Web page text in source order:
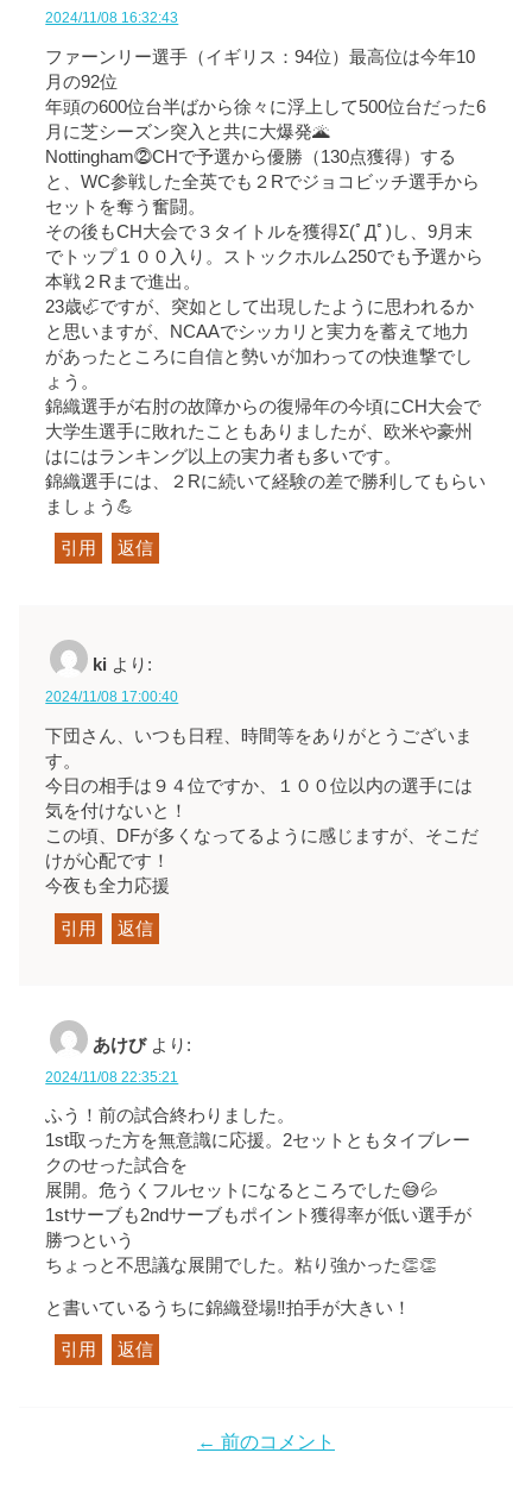
2024/11/08 16:32:43
ファーンリー選手（イギリス：94位）最高位は今年10
月の92位
年頭の600位台半ばから徐々に浮上して500位台だった6
月に芝シーズン突入と共に大爆発🌋
Nottingham⓶CHで予選から優勝（130点獲得）する
と、WC参戦した全英でも２Rでジョコビッチ選手から
セットを奪う奮闘。
その後もCH大会で３タイトルを獲得Σ(ﾟДﾟ)し、9月末
でトップ１００入り。ストックホルム250でも予選から
本戦２Rまで進出。
23歳🦏ですが、突如として出現したように思われるか
と思いますが、NCAAでシッカリと実力を蓄えて地力
があったところに自信と勢いが加わっての快進撃でし
ょう。
錦織選手が右肘の故障からの復帰年の今頃にCH大会で
大学生選手に敗れたこともありましたが、欧米や豪州
はにはランキング以上の実力者も多いです。
錦織選手には、２Rに続いて経験の差で勝利してもらい
ましょう💪
引用 返信
ki より:
2024/11/08 17:00:40
下団さん、いつも日程、時間等をありがとうございま
す。
今日の相手は９４位ですか、１００位以内の選手には
気を付けないと！
この頃、DFが多くなってるように感じますが、そこだ
けが心配です！
今夜も全力応援
引用 返信
あけび より:
2024/11/08 22:35:21
ふう！前の試合終わりました。
1st取った方を無意識に応援。2セットともタイブレー
クのせった試合を
展開。危うくフルセットになるところでした😅💦
1stサーブも2ndサーブもポイント獲得率が低い選手が
勝つという
ちょっと不思議な展開でした。粘り強かった👏👏
と書いているうちに錦織登場‼️拍手が大きい！
引用 返信
← 前のコメント